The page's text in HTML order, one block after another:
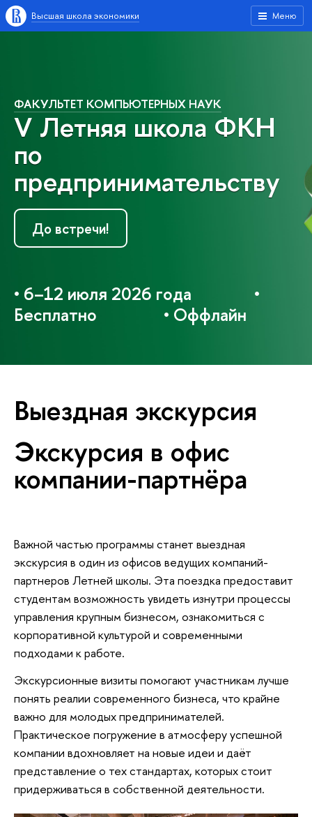
Меню
Высшая школа экономики
ФАКУЛЬТЕТ КОМПЬЮТЕРНЫХ НАУК
V Летняя школа ФКН
по
предпринимательству
До встречи!
• 6–12 июля 2026 года •
Бесплатно • Оффлайн
Выездная экскурсия
Экскурсия в офис
компании-партнёра
Важной частью программы станет выездная
экскурсия в один из офисов ведущих компаний-
партнеров Летней школы. Эта поездка предоставит
студентам возможность увидеть изнутри процессы
управления крупным бизнесом, ознакомиться с
корпоративной культурой и современными
подходами к работе.
Экскурсионные визиты помогают участникам лучше
понять реалии современного бизнеса, что крайне
важно для молодых предпринимателей.
Практическое погружение в атмосферу успешной
компании вдохновляет на новые идеи и даёт
представление о тех стандартах, которых стоит
придерживаться в собственной деятельности.